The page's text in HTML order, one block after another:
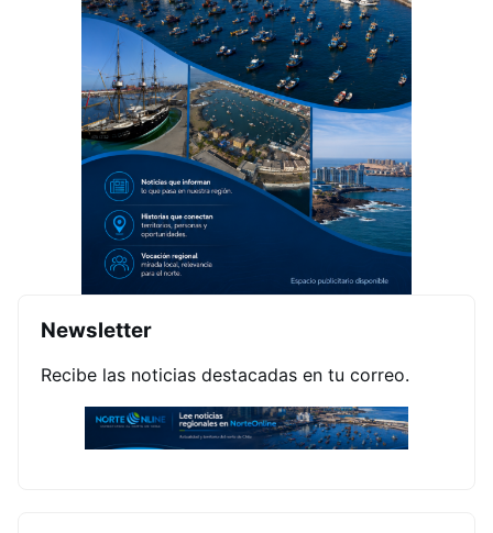
Newsletter
Recibe las noticias destacadas en tu correo.